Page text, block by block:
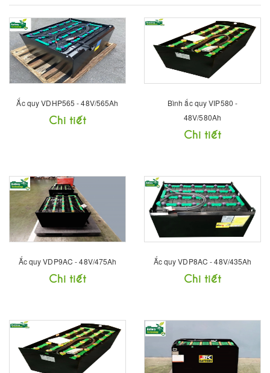
Ắc quy VDHP565 - 48V/565Ah
Chi tiết
Bình ắc quy VIP580 -
48V/580Ah
Chi tiết
Ắc quy VDP9AC - 48V/475Ah
Chi tiết
Ắc quy VDP8AC - 48V/435Ah
Chi tiết